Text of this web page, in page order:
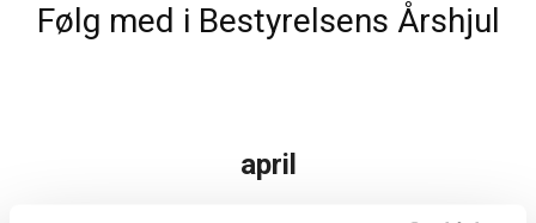
Følg med i Bestyrelsens Årshjul
april